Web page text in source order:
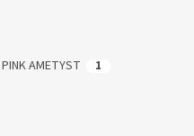
AMETYST 1